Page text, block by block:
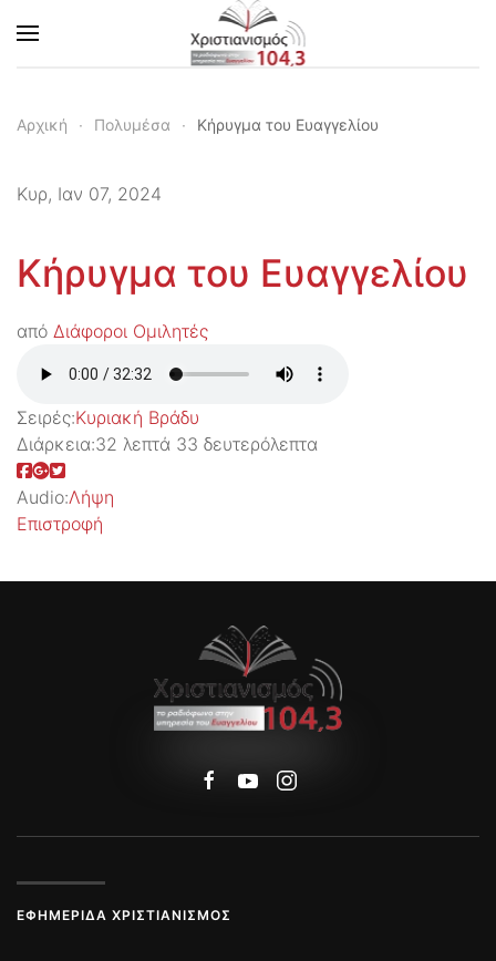
Skip to main content
Αρχική Πολυμέσα Κήρυγμα του Ευαγγελίου
Κυρ, Ιαν 07, 2024
Κήρυγμα του Ευαγγελίου
από Διάφοροι Ομιλητές
Σειρές:Kυριακή Βράδυ
Διάρκεια:32 λεπτά 33 δευτερόλεπτα
Audio:Λήψη
Επιστροφή
ΕΦΗΜΕΡΊΔΑ ΧΡΙΣΤΙΑΝΙΣΜΌΣ